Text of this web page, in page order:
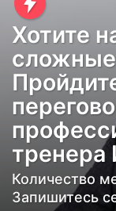
о
д
а
н
а
з
а
д
4
Хотите
тренера
Количество
Запишитесь